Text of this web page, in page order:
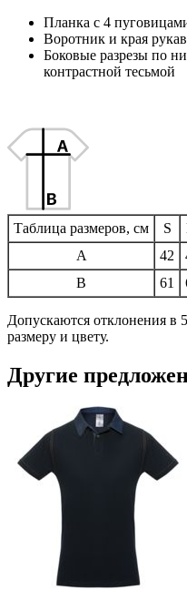
Планка с 4
Воротник и края
Боковые разрезы по
контрастной тесьмой
Таблица размеров, см S
A
42
B
61
Допускаются отклонения в
размеру и цвету.
Другие